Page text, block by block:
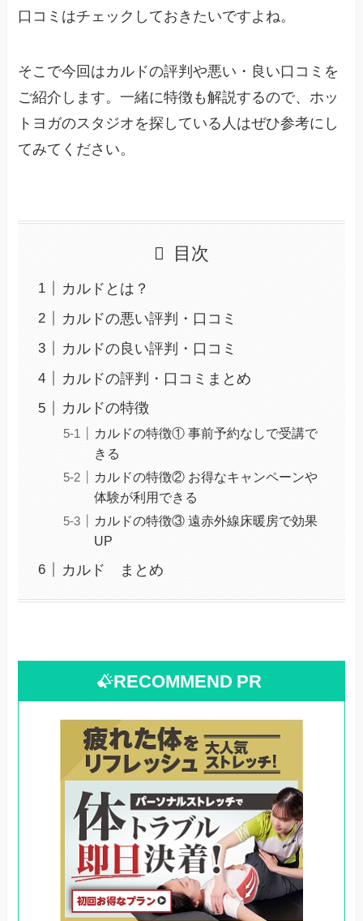
口コミはチェックしておきたいですよね。
そこで今回はカルドの評判や悪い・良い口コミを
ご紹介します。一緒に特徴も解説するので、ホッ
トヨガのスタジオを探している人はぜひ参考にし
てみてください。
目次
カルドとは？
カルドの悪い評判・口コミ
カルドの良い評判・口コミ
カルドの評判・口コミまとめ
カルドの特徴
カルドの特徴① 事前予約なしで受講で
きる
カルドの特徴② お得なキャンペーンや
体験が利用できる
カルドの特徴③ 遠赤外線床暖房で効果
UP
カルド まとめ
RECOMMEND PR